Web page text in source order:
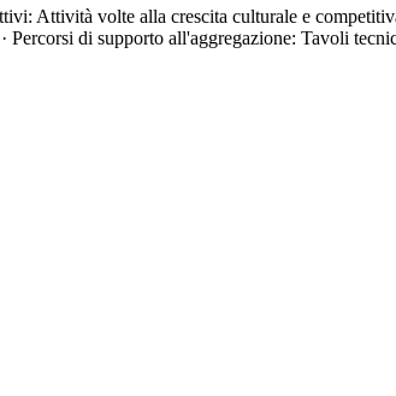
Attività volte alla crescita culturale e
di supporto all'aggregazione: Tavoli